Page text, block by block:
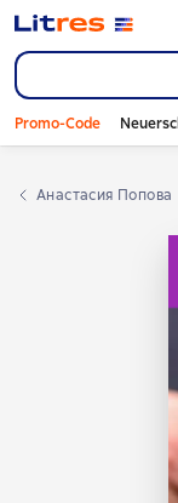
Promo-Code
Анастасия Попова